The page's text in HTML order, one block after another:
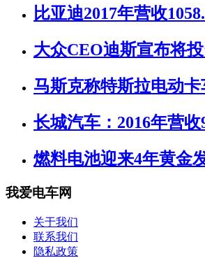
比亚迪2017年营收
大众CEO迪斯宣布将
马斯克称特斯拉电动
长城汽车：2016年营收
燃料电池迎来4年黄金
我爱电车网
关于我们
联系我们
隐私政策